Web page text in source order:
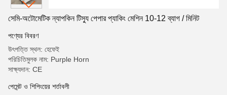
সেমি-অটোমেটিক ন্যাপকিন টিস্যু পেপার প্যাকিং মেশিন 10-12 ব্যাগ / মিনিট
পণ্যের বিবরণ
উৎপত্তি স্থল: হেফেই
পরিচিতিমুলক নাম: Purple Horn
সাক্ষ্যদান: CE
পেমেন্ট ও শিপিংয়ের শর্তাবলী